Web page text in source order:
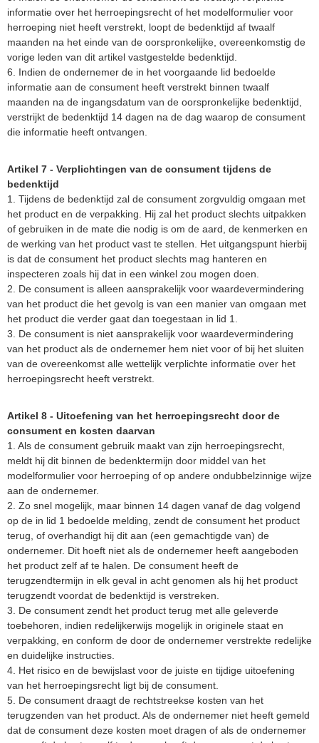
informatie over het herroepingsrecht of het modelformulier voor
herroeping niet heeft verstrekt, loopt de bedenktijd af twaalf
maanden na het einde van de oorspronkelijke, overeenkomstig de
vorige leden van dit artikel vastgestelde bedenktijd.
6. Indien de ondernemer de in het voorgaande lid bedoelde
informatie aan de consument heeft verstrekt binnen twaalf
maanden na de ingangsdatum van de oorspronkelijke bedenktijd,
verstrijkt de bedenktijd 14 dagen na de dag waarop de consument
die informatie heeft ontvangen.
Artikel 7 - Verplichtingen van de consument tijdens de
bedenktijd
1. Tijdens de bedenktijd zal de consument zorgvuldig omgaan met
het product en de verpakking. Hij zal het product slechts uitpakken
of gebruiken in de mate die nodig is om de aard, de kenmerken en
de werking van het product vast te stellen. Het uitgangspunt hierbij
is dat de consument het product slechts mag hanteren en
inspecteren zoals hij dat in een winkel zou mogen doen.
2. De consument is alleen aansprakelijk voor waardevermindering
van het product die het gevolg is van een manier van omgaan met
het product die verder gaat dan toegestaan in lid 1.
3. De consument is niet aansprakelijk voor waardevermindering
van het product als de ondernemer hem niet voor of bij het sluiten
van de overeenkomst alle wettelijk verplichte informatie over het
herroepingsrecht heeft verstrekt.
Artikel 8 - Uitoefening van het herroepingsrecht door de
consument en kosten daarvan
1. Als de consument gebruik maakt van zijn herroepingsrecht,
meldt hij dit binnen de bedenktermijn door middel van het
modelformulier voor herroeping of op andere ondubbelzinnige wijze
aan de ondernemer.
2. Zo snel mogelijk, maar binnen 14 dagen vanaf de dag volgend
op de in lid 1 bedoelde melding, zendt de consument het product
terug, of overhandigt hij dit aan (een gemachtigde van) de
ondernemer. Dit hoeft niet als de ondernemer heeft aangeboden
het product zelf af te halen. De consument heeft de
terugzendtermijn in elk geval in acht genomen als hij het product
terugzendt voordat de bedenktijd is verstreken.
3. De consument zendt het product terug met alle geleverde
toebehoren, indien redelijkerwijs mogelijk in originele staat en
verpakking, en conform de door de ondernemer verstrekte redelijke
en duidelijke instructies.
4. Het risico en de bewijslast voor de juiste en tijdige uitoefening
van het herroepingsrecht ligt bij de consument.
5. De consument draagt de rechtstreekse kosten van het
terugzenden van het product. Als de ondernemer niet heeft gemeld
dat de consument deze kosten moet dragen of als de ondernemer